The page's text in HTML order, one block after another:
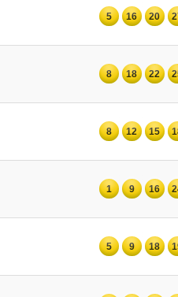
5 16 20
8 18 22
8 12 15
1 9 16
5 9 18